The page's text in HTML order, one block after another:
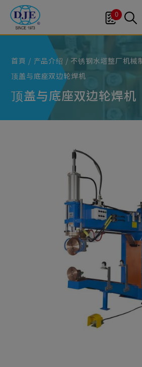
0
首頁 产品介绍
不锈钢水塔整厂机械
顶盖与底座双边轮焊机
顶盖与底座双边轮焊机
Cookie管理面板